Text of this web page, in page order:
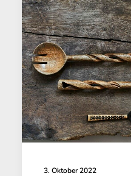
3. Oktober 2022